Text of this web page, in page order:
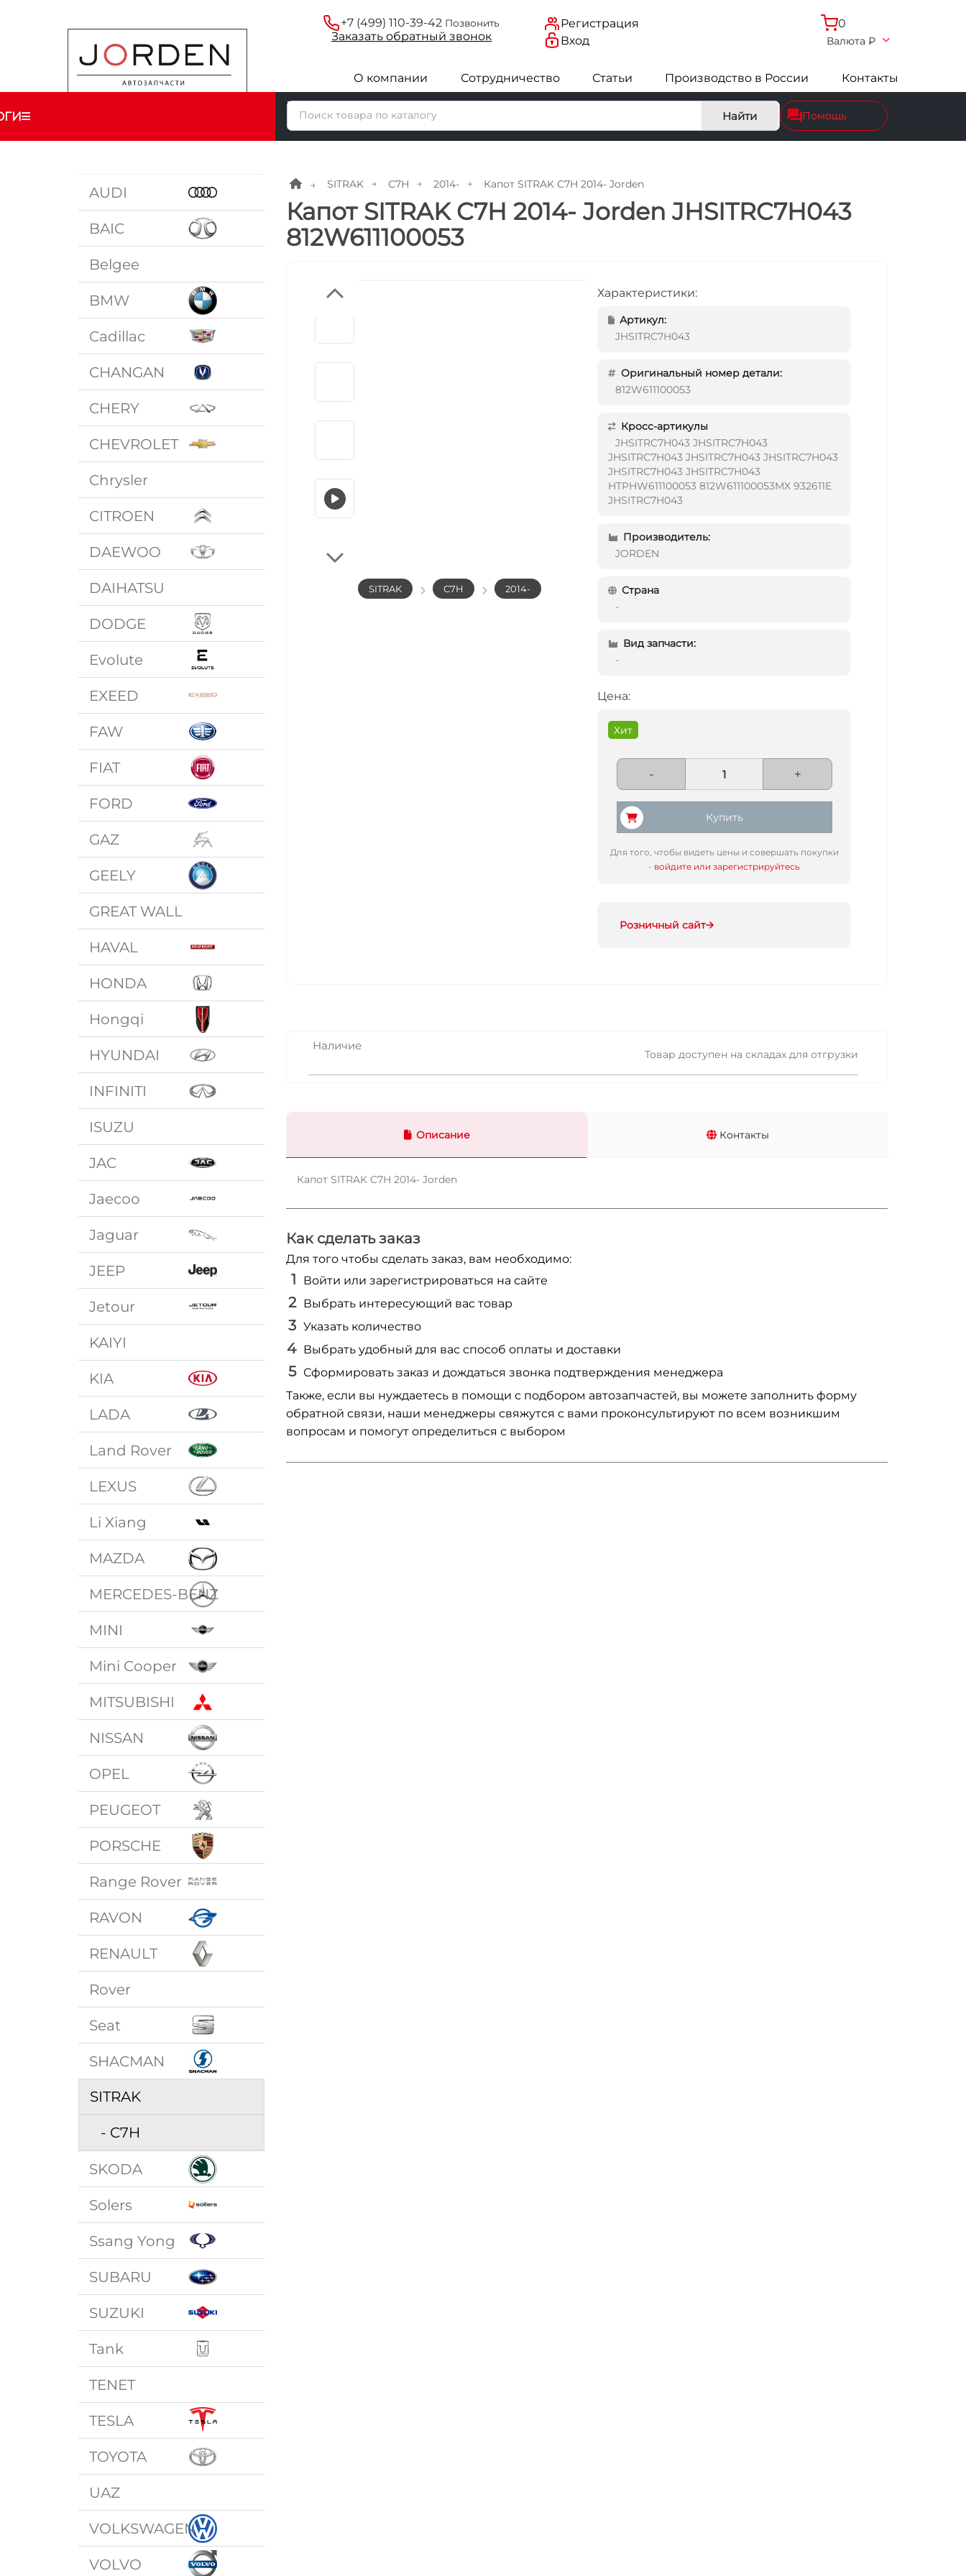
+7 (499) 110-39-42 Позвонить
Заказатьобратныйзвонок
Регистрация
Вход
0
Валюта ₽
О компании Сотрудничество Статьи Производство в России Контакты
Найти Помощь
AUDI
BAIC
Belgee
BMW
Cadillac
CHANGAN
CHERY
CHEVROLET
Chrysler
CITROEN
DAEWOO
DAIHATSU
DODGE
Evolute
EXEED
FAW
FIAT
FORD
GAZ
GEELY
GREAT WALL
HAVAL
HONDA
Hongqi
HYUNDAI
INFINITI
ISUZU
JAC
Jaecoo
Jaguar
JEEP
Jetour
KAIYI
KIA
LADA
Land Rover
LEXUS
Li Xiang
MAZDA
MERCEDES-BENZ
MINI
Mini Cooper
MITSUBISHI
NISSAN
OPEL
PEUGEOT
PORSCHE
Range Rover
RAVON
RENAULT
Rover
Seat
SHACMAN
SITRAK
- C7H
SKODA
Solers
Ssang Yong
SUBARU
SUZUKI
Tank
TENET
TESLA
TOYOTA
UAZ
VOLKSWAGEN
VOLVO
SITRAK C7H 2014- Капот SITRAK C7H 2014- Jorden
Капот SITRAK C7H 2014- Jorden JHSITRC7H043
812W611100053
SITRAK C7H 2014-
Характеристики:
Артикул:
JHSITRC7H043
Оригинальный номер детали:
812W611100053
Кросс-артикулы
JHSITRC7H043 JHSITRC7H043
JHSITRC7H043 JHSITRC7H043 JHSITRC7H043
JHSITRC7H043 JHSITRC7H043
HTPHW611100053 812W611100053MX 932611E
JHSITRC7H043
Производитель:
JORDEN
Страна
-
Вид запчасти:
-
Цена:
Хит
- +
Купить
Для того, чтобы видеть цены и совершать покупки
- войдите или зарегистрируйтесь
Розничный сайт
Наличие
Товар доступен на складах для отгрузки
Описание Контакты
Капот SITRAK C7H 2014- Jorden
Как сделать заказ
Для того чтобы сделать заказ, вам необходимо:
Войти или зарегистрироваться на сайте
Выбрать интересующий вас товар
Указать количество
Выбрать удобный для вас способ оплаты и доставки
Сформировать заказ и дождаться звонка подтверждения менеджера
Также, если вы нуждаетесь в помощи с подбором автозапчастей, вы можете заполнить форму
обратной связи, наши менеджеры свяжутся с вами проконсультируют по всем возникшим
вопросам и помогут определиться с выбором